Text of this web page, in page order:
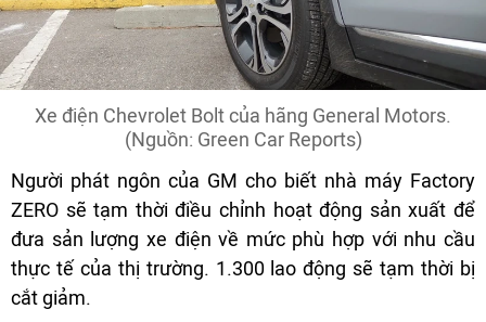
Xe điện Chevrolet Bolt của hãng General Motors.
(Nguồn: Green Car Reports)
Người phát ngôn của GM cho biết nhà máy Factory
ZERO sẽ tạm thời điều chỉnh hoạt động sản xuất để
đưa sản lượng xe điện về mức phù hợp với nhu cầu
thực tế của thị trường. 1.300 lao động sẽ tạm thời bị
cắt giảm.